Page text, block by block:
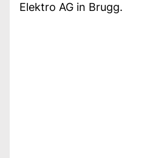
Elektro AG in Brugg.